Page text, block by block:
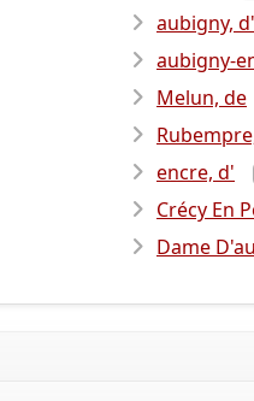
aubigny, d'
aubigny-
Melun, de
encre, d'
Crécy En
Dame